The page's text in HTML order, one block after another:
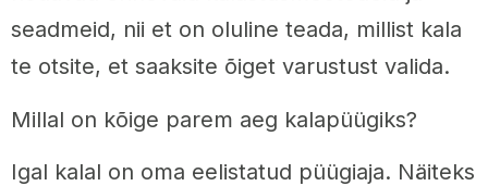
seadmeid, nii et on oluline teada, millist kala
te otsite, et saaksite õiget varustust valida.
Millal on kõige parem aeg kalapüügiks?
Igal kalal on oma eelistatud püügiaja. Näiteks